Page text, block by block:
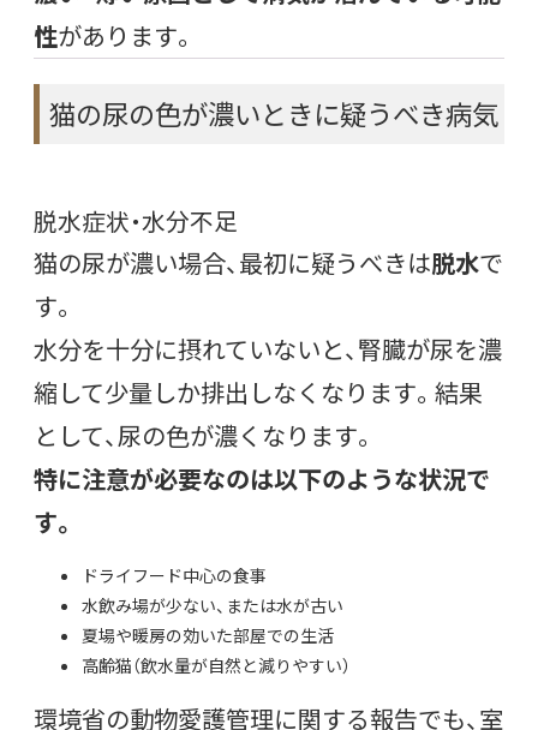
性があります。
猫の尿の色が濃いときに疑うべき病気
脱水症状・水分不足
猫の尿が濃い場合、最初に疑うべきは脱水で
す。
水分を十分に摂れていないと、腎臓が尿を濃
縮して少量しか排出しなくなります。結果
として、尿の色が濃くなります。
特に注意が必要なのは以下のような状況で
す。
ドライフード中心の食事
水飲み場が少ない、または水が古い
夏場や暖房の効いた部屋での生活
高齢猫（飲水量が自然と減りやすい）
環境省の動物愛護管理に関する報告でも、室